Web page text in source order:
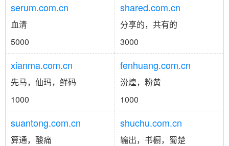
serum.com.cn
血清
5000
shared.com.cn
分享的，共有的
3000
xianma.com.cn
先马，仙玛，鲜码
1000
fenhuang.com.cn
汾煌，粉黄
1000
suantong.com.cn
算通，酸痛
shuchu.com.cn
输出，书橱，蜀楚